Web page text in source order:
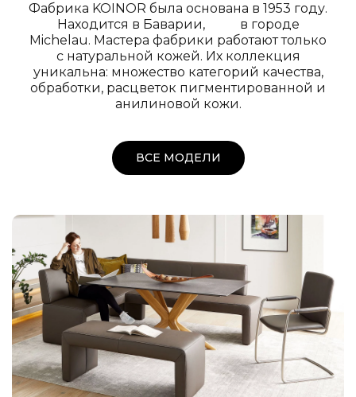
Фабрика KOINOR была основана в 1953 году.
Находится в Баварии, в городе
Michelau. Мастера фабрики работают только
с натуральной кожей. Их коллекция
уникальна: множество категорий качества,
обработки, расцветок пигментированной и
анилиновой кожи.
ВСЕ МОДЕЛИ